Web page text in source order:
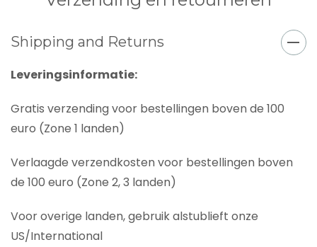
Shipping and Returns
Leveringsinformatie:
Gratis verzending voor bestellingen boven de 100
euro (Zone 1 landen)
Verlaagde verzendkosten voor bestellingen boven
de 100 euro (Zone 2, 3 landen)
Voor overige landen, gebruik alstublieft onze
US/International